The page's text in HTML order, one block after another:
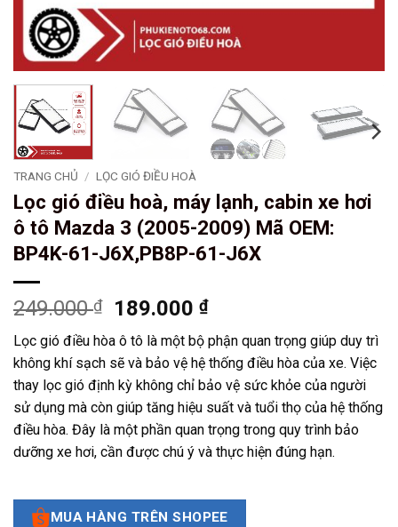
TRANG CHỦ / LỌC GIÓ ĐIỀU HOÀ
Lọc gió điều hoà, máy lạnh, cabin xe hơi
ô tô Mazda 3 (2005-2009) Mã OEM:
BP4K-61-J6X,PB8P-61-J6X
249.000₫
Giá
gốc
là:
249.000 ₫.
189.000₫Giá
hiện
tại
là:
189.000 ₫.
Lọc gió điều hòa ô tô là một bộ phận quan trọng giúp duy trì
không khí sạch sẽ và bảo vệ hệ thống điều hòa của xe. Việc
thay lọc gió định kỳ không chỉ bảo vệ sức khỏe của người
sử dụng mà còn giúp tăng hiệu suất và tuổi thọ của hệ thống
điều hòa. Đây là một phần quan trọng trong quy trình bảo
dưỡng xe hơi, cần được chú ý và thực hiện đúng hạn.
MUA HÀNG TRÊN SHOPEE